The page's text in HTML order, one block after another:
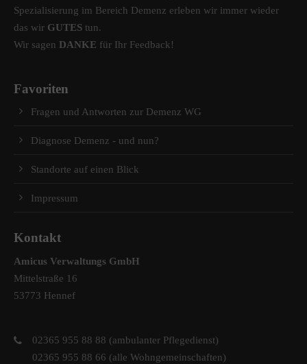
Spezialisierung im Bereich Demenz erleben wir immer wieder
das wir GUTES tun.
Wir sagen DANKE für Ihr Feedback!
Favoriten
Fragen und Antworten zur Demenz WG
Diagnose Demenz - und nun?
Standorte auf einen Blick
Impressum
Kontakt
Amicus Verwaltungs GmbH
Mittelstraße 16
53773 Hennef
02365 955 88 88 (ambulanter Pflegedienst)
02365 955 88 66 (alle Wohngemeinschaften)